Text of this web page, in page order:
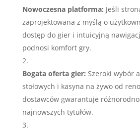
Nowoczesna platforma: Jeśli
zaprojektowana z myślą o
dostęp do gier i intuicyjną
podnosi komfort gry.
Bogata oferta gier: Szeroki wybór
stołowych i kasyna na żywo od
dostawców gwarantuje
najnowszych tytułów.